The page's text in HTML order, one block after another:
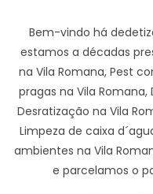
Bem-vindo há
estamos a décadas
na Vila Romana, Pest
pragas na Vila
Desratização na Vila
Limpeza de caixa
ambientes na Vila
e parcelamos o